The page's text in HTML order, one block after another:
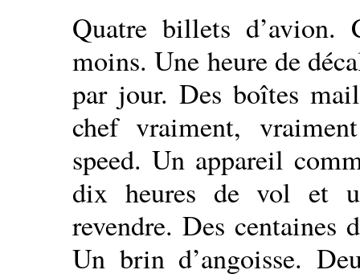
Quatre billets d’avion.
moins. Une heure de
par jour. Des boîtes
chef vraiment,
speed. Un appareil
dix heures de vol et
revendre. Des centaines
Un brin d’angoisse.